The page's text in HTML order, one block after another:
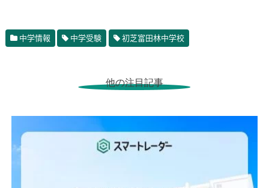
中学情報 中学受験 初芝富田林中学校
他の注目記事